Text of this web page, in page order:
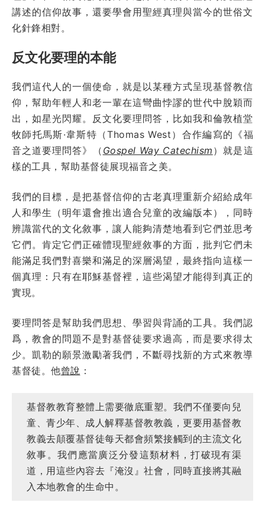
講述的信仰故事，還要學會用聖經真理與當今的世俗文
化針鋒相對。
反文化要理的本能
我們這代人的一個使命，就是以某種方式呈現基督教信
仰，幫助年輕人和老一輩在這彎曲悖謬的世代中脫穎而
出，如星光閃耀。反文化要理問答，比如我和倫敦植堂
牧師托馬斯·韋斯特（Thomas West）合作編寫的《福
音之道要理問答》（ Gospel Way Catechism ）就是這
樣的工具，幫助基督徒展現福音之美。
我們的目標，是把基督信仰的古老真理重新介紹給成年
人和學生（明年還會推出適合兒童的改編版本），同時
辨識當代的文化敘事，讓人能夠清楚地看到它們並思考
它們。肯定它們正確體現聖經敘事的方面，批判它們未
能滿足我們對喜樂和滿足的深層渴望，最終指向這樣一
個真理：只有在耶穌基督裡，這些渴望才能得到真正的
實現。
要理問答是幫助我們思想、學習與背誦的工具。我們認
爲，教會的問題不是對基督徒要求過高，而是要求得太
少。凱勒的願景激勵著我們，不斷尋找新的方式來教導
基督徒。他曾說 ：
基督教教育整體上需要徹底重塑。我們不僅要向兒
童、青少年、成人解釋基督教教義，更要用基督教
教義去顛覆基督徒每天都會頻繁接觸到的主流文化
敘事。我們應當廣泛分發這類材料，打破現有渠
道，用這些內容去『淹沒』社會，同時直接將其融
入本地教會的生命中。